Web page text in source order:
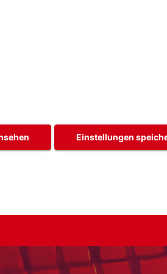
Einstellungen